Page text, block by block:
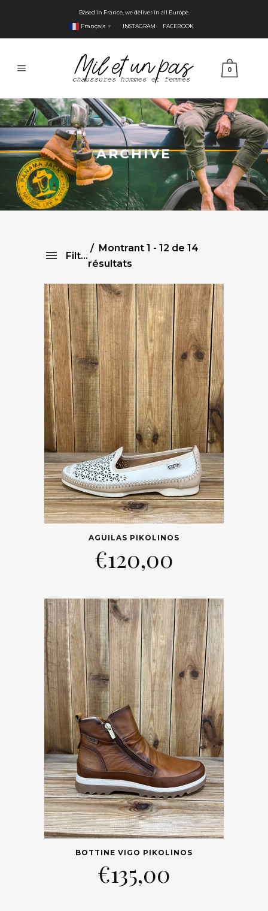
Based in France, we deliver in all Europe.
Français ▼ INSTAGRAM FACEBOOK
0
ARCHIVE
Filtre
Montrant 1 - 12 de 14
résultats
Pikolinos
Vider
Catégories
Marques
Taille
Couleur
Prix
AGUILAS PIKOLINOS
€120,00
BOTTINE VIGO PIKOLINOS
€135,00